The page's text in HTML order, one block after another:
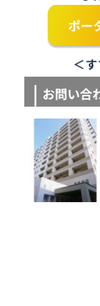
ポー
＜
お問い合